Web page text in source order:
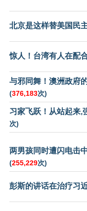
北京是这样替美国民
惊人！台湾有人在配
与邪同舞！澳洲政府
(376,183次)
习家飞跃！从站起来,
次)
两男孩同时遭闪电击
(255,229次)
彭斯的讲话在治疗习